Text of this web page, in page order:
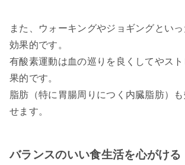
また、ウォーキングやジョギングとい
効果的です。
有酸素運動は血の巡りを良くしてやス
果的です。
脂肪（特に胃腸周りにつく内臓脂肪）
せます。
バランスのいい食生活を心がける